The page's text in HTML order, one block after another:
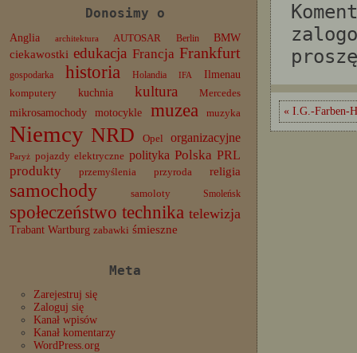
Donosimy o
Anglia architektura AUTOSAR Berlin BMW
ciekawostki edukacja Francja Frankfurt
gospodarka historia Holandia IFA
Ilmenau
komputery
kuchnia kultura Mercedes
mikrosamochody motocykle muzea muzyka
Niemcy NRD Opel organizacyjne
Paryż pojazdy elektryczne polityka Polska PRL
produkty
przemyślenia przyroda religia
samochody samoloty Smoleńsk
społeczeństwo technika telewizja
Trabant Wartburg zabawki śmieszne
Meta
Zarejestruj się
Zaloguj się
Kanał wpisów
Kanał komentarzy
WordPress.org
« I.G.-Farben-